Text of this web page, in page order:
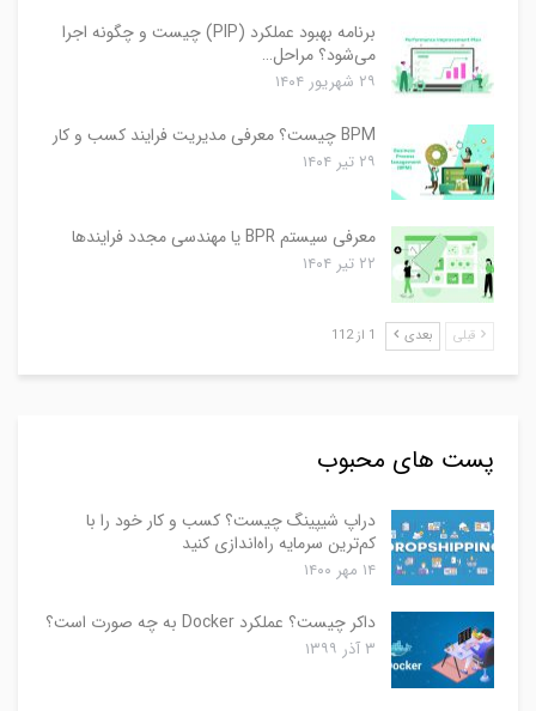
برنامه بهبود عملکرد (PIP) چیست و چگونه اجرا
می‌شود؟ مراحل…
۲۹ شهریور ۱۴۰۴
BPM چیست؟ معرفی مدیریت فرایند کسب و کار
۲۹ تیر ۱۴۰۴
معرفی سیستم BPR یا مهندسی مجدد فرایندها
۲۲ تیر ۱۴۰۴
قبلی بعدی 1 از 112
پست های محبوب
دراپ شیپینگ چیست؟ کسب و کار خود را با
کم‌ترین سرمایه راه‌اندازی کنید
۱۴ مهر ۱۴۰۰
داکر چیست؟ عملکرد Docker به چه صورت است؟
۳ آذر ۱۳۹۹